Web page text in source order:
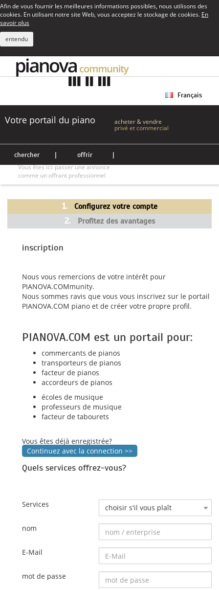
Afin de vous fournir les meilleures informations possibles, nous utilisons des
cookies. En utilisant notre site Web, vous acceptez le stockage de cookies. En
savoir plus
entendu
Français
Votre portail du piano acheter & vendre
privé et commercial
chercher | offrir
|
Vous êtes ici:passer une annonce
comme un offrant professionnel
1. Configurez votre compte
2. Profitez des avantages
inscription
Nous vous remercions de votre intérêt pour
PIANOVA.COMmunity.
Nous sommes ravis que vous vous inscrivez sur le portail
PIANOVA.COM piano et de créer votre propre profil.
PIANOVA.COM est un portail pour:
commercants de pianos
transporteurs de pianos
facteur de pianos
accordeurs de pianos
écoles de musique
professeurs de musique
facteur de tabourets
Vous êtes déjà enregistrée?
Continuez avec la connection >>
Quels services offrez-vous?
Services choisir s'il vous plaît
nom
E-Mail
mot de passe